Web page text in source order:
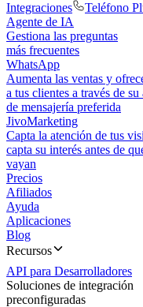
Integraciones
Teléfono
Agente de IA
Gestiona las preguntas
más frecuentes
WhatsApp
Aumenta las ventas y
a tus clientes a través de
de mensajería preferida
JivoMarketing
Capta la atención de tus
capta su interés antes de
vayan
Precios
Afiliados
Ayuda
Aplicaciones
Blog
Recursos
API para Desarrolladores
Soluciones de integración
preconfiguradas